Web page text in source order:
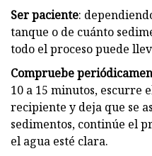
Ser paciente:
tanque o de cuánto
todo el proceso puede
Compruebe
10 a 15 minutos, escurre
recipiente y deja que se
sedimentos, continúe el
el agua esté clara.